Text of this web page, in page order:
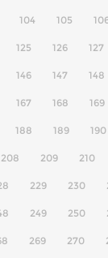
104 105
125 126 127
146 147 148
167 168 169
188 189 190
208 209 210
229 230
249 250
269 270